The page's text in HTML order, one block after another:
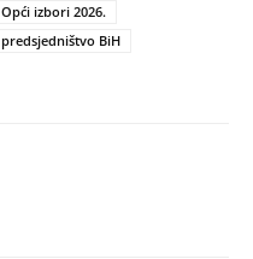
Opći izbori 2026.
predsjedništvo BiH